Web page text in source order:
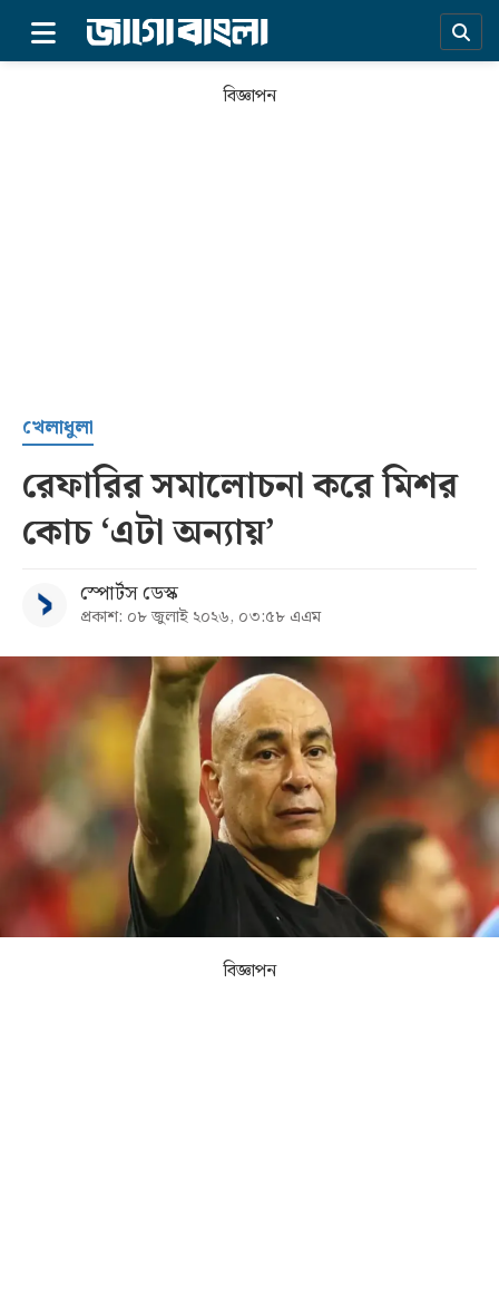
সর্বশেষ
বিভাগ
আর্কাইভ
কনভার্টার
বিজ্ঞাপন
খেলাধুলা
রেফারির সমালোচনা করে মিশর
কোচ ‘এটা অন্যায়’
স্পোর্টস ডেস্ক
প্রকাশ: ০৮ জুলাই ২০২৬, ০৩:৫৮ এএম
বিজ্ঞাপন